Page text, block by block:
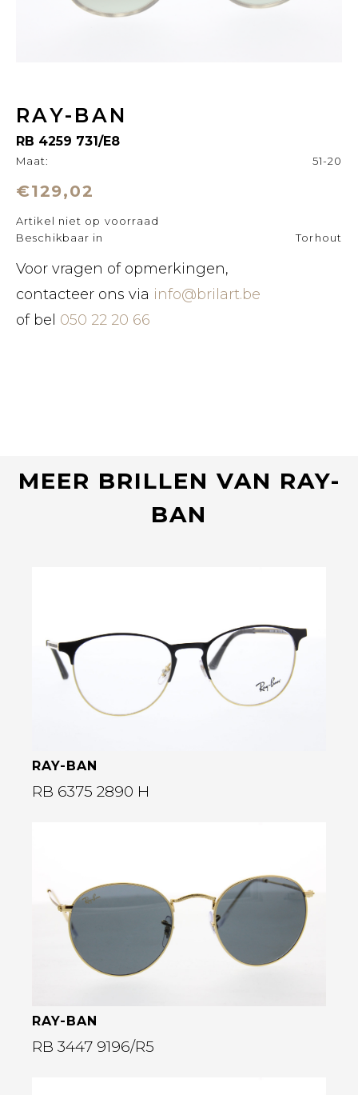
RAY-BAN
RB 4259 731/E8
Maat: 51-20
€129,02
Artikel niet op voorraad
Beschikbaar in
Torhout
Voor vragen of opmerkingen,
contacteer ons via info@brilart.be
of bel 050 22 20 66
MEER BRILLEN VAN RAY-
BAN
RAY-BAN
RB 6375 2890 H
RAY-BAN
RB 3447 9196/R5